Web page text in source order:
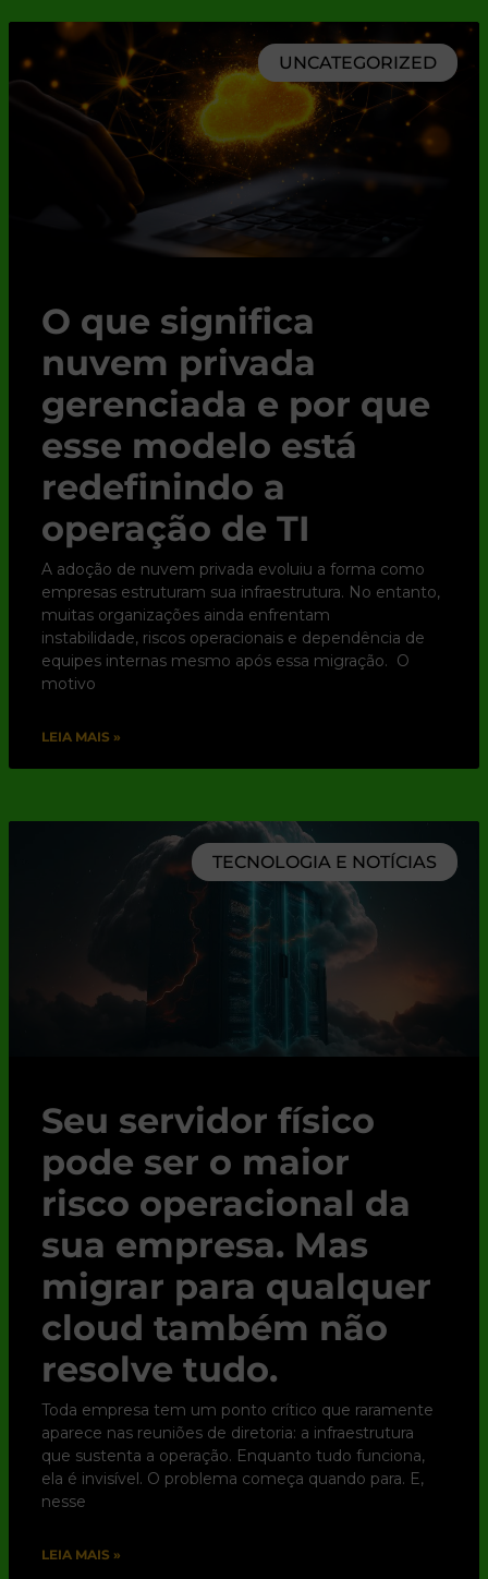
UNCATEGORIZED
O que significa
nuvem privada
gerenciada e por que
esse modelo está
redefinindo a
operação de TI
A adoção de nuvem privada evoluiu a forma como
empresas estruturam sua infraestrutura. No entanto,
muitas organizações ainda enfrentam
instabilidade, riscos operacionais e dependência de
equipes internas mesmo após essa migração. O
motivo
LEIA MAIS »
TECNOLOGIA E NOTÍCIAS
Seu servidor físico
pode ser o maior
risco operacional da
sua empresa. Mas
migrar para qualquer
cloud também não
resolve tudo.
Toda empresa tem um ponto crítico que raramente
aparece nas reuniões de diretoria: a infraestrutura
que sustenta a operação. Enquanto tudo funciona,
ela é invisível. O problema começa quando para. E,
nesse
LEIA MAIS »